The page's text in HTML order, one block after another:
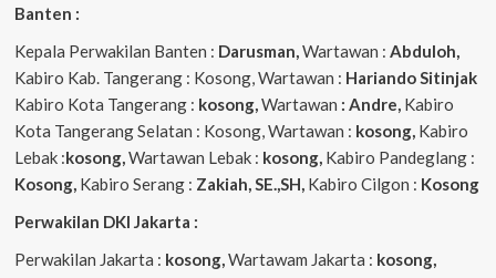
Banten :
Kepala Perwakilan Banten : Darusman, Wartawan : Abduloh,
Kabiro Kab. Tangerang : Kosong, Wartawan : Hariando Sitinjak
Kabiro Kota Tangerang : kosong, Wartawan : Andre, Kabiro
Kota Tangerang Selatan : Kosong, Wartawan : kosong, Kabiro
Lebak :kosong, Wartawan Lebak : kosong, Kabiro Pandeglang :
Kosong, Kabiro Serang : Zakiah, SE.,SH, Kabiro Cilgon : Kosong
Perwakilan DKI Jakarta :
Perwakilan Jakarta : kosong, Wartawam Jakarta : kosong,